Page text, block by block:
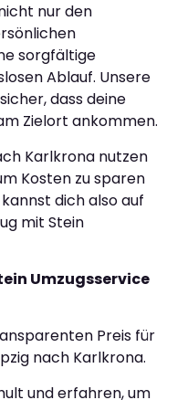
nur den
sorgfältige
Ablauf. Unsere
dass deine
Zielort ankommen.
Karlkrona nutzen
Kosten zu sparen
dich also auf
mit Stein
Umzugsservice
Preis für
nach Karlkrona.
und erfahren, um